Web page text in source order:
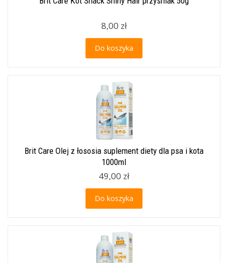
8,00 zł
Do koszyka
Brit Care Olej z łososia suplement diety dla psa i kota
1000ml
49,00 zł
Do koszyka